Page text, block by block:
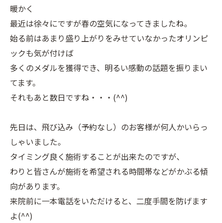
暖かく
最近は徐々にですが春の空気になってきましたね。
始る前はあまり盛り上がりをみせていなかったオリンピ
ックも気が付けば
多くのメダルを獲得でき、明るい感動の話題を振りまい
てます。
それもあと数日ですね・・・(^^)
先日は、飛び込み（予約なし）のお客様が何人かいらっ
しゃいました。
タイミング良く施術することが出来たのですが、
わりと皆さんが施術を希望される時間帯などがかぶる傾
向があります。
来院前に一本電話をいただけると、二度手間を防げます
よ(^^)